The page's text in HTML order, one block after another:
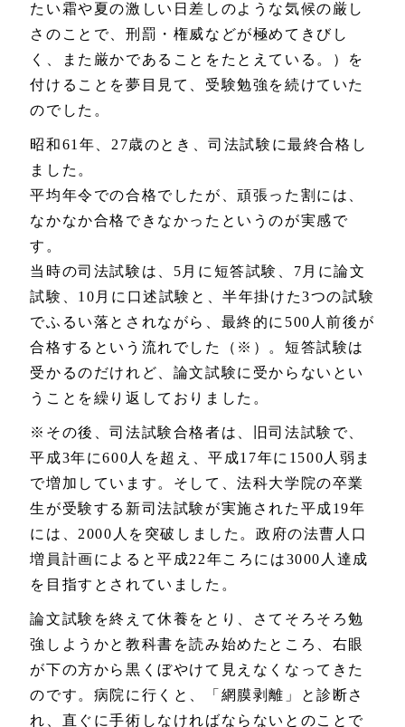
たい霜や夏の激しい日差しのような気候の厳し
さのことで、刑罰・権威などが極めてきびし
く、また厳かであることをたとえている。）を
付けることを夢目見て、受験勉強を続けていた
のでした。
昭和61年、27歳のとき、司法試験に最終合格し
ました。
平均年令での合格でしたが、頑張った割には、
なかなか合格できなかったというのが実感で
す。
当時の司法試験は、5月に短答試験、7月に論文
試験、10月に口述試験と、半年掛けた3つの試験
でふるい落とされながら、最終的に500人前後が
合格するという流れでした（※）。短答試験は
受かるのだけれど、論文試験に受からないとい
うことを繰り返しておりました。
※その後、司法試験合格者は、旧司法試験で、
平成3年に600人を超え、平成17年に1500人弱ま
で増加しています。そして、法科大学院の卒業
生が受験する新司法試験が実施された平成19年
には、2000人を突破しました。政府の法曹人口
増員計画によると平成22年ころには3000人達成
を目指すとされていました。
論文試験を終えて休養をとり、さてそろそろ勉
強しようかと教科書を読み始めたところ、右眼
が下の方から黒くぼやけて見えなくなってきた
のです。病院に行くと、「網膜剥離」と診断さ
れ、直ぐに手術しなければならないとのことで